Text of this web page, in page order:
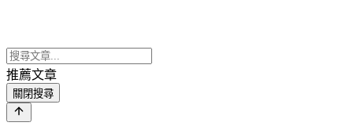
推薦文章
關閉搜尋